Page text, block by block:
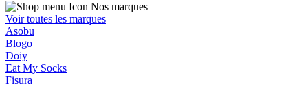
Nos marques
Voir toutes les marques
Asobu
Blogo
Doiy
Eat My Socks
Fisura